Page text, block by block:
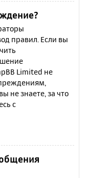
правил. Если вы
Limited не
не знаете, за что
с